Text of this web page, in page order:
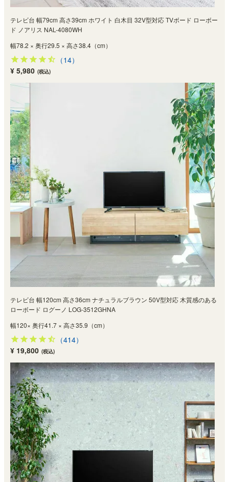
テレビ台 幅79cm 高さ39cm ホワイト 白木目 32V型対応 TVボード ローボー
ド ノアリス NAL-4080WH
幅78.2 × 奥行29.5 × 高さ38.4（cm）
（14）
¥ 5,980 (税込)
テレビ台 幅120cm 高さ36cm ナチュラルブラウン 50V型対応 木質感のある
ローボード ログーノ LOG-3512GHNA
幅120× 奥行41.7 × 高さ35.9（cm）
（414）
¥ 19,800 (税込)